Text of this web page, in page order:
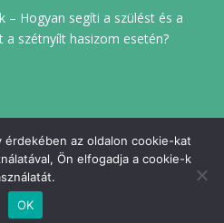
– Hogyan segíti a szülést és a
a szétnyílt hasizom esetén?
| Reformer Pilates
Budapest
érdekében az oldalon cookie-kat
Ön elfogadja a cookie-k
OK